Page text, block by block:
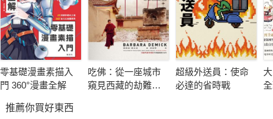
每個人都用過錢，也似乎都知道錢。但錢究竟是什麼？
作者在本書開篇便一針見血點破，錢是人類共謀的虛構之物，我
們在金錢上做出的選擇造就了如今身處的世界。跟隨作者機智與
充滿趣味的講述，一段重新理解金錢的探索之旅即將開啟。
共廣播電台（NPR）熱門播客《金錢星球》（Planet Money）的
零基礎漫畫素描入
門 360°漫畫全解
吃佛：從一座城市
窺見西藏的劫難與
超級外送員：使命
必達的省時戰
推薦你買好東西